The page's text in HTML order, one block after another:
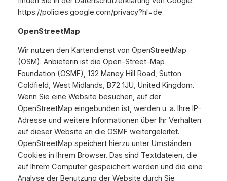
https://policies.google.com/privacy?hl=de.
OpenStreetMap
Wir nutzen den Kartendienst von OpenStreetMap
(OSM). Anbieterin ist die Open-Street-Map
Foundation (OSMF), 132 Maney Hill Road, Sutton
Coldfield, West Midlands, B72 1JU, United Kingdom.
Wenn Sie eine Website besuchen, auf der
OpenStreetMap eingebunden ist, werden u. a. Ihre IP-
Adresse und weitere Informationen über Ihr Verhalten
auf dieser Website an die OSMF weitergeleitet.
OpenStreetMap speichert hierzu unter Umständen
Cookies in Ihrem Browser. Das sind Textdateien, die
auf Ihrem Computer gespeichert werden und die eine
Analyse der Benutzung der Website durch Sie